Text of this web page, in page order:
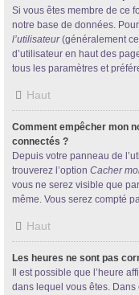
Si vous êtes membre de ce
notre base de données.
l’utilisateur(généralement
d’utilisateur en haut des
tous les paramètres et
Haut
Comment empêcher mon
connectés ?
Depuis votre panneau de
trouverez l’option Cacher
vous ne serez visible que
même. Vous serez compté
Haut
Les heures ne sont pas
Il est possible que l’heure
dans lequel vous êtes. Dans